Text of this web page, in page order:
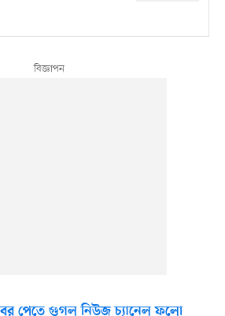
পেতে গুগল নিউজ চ্যানেল ফলো